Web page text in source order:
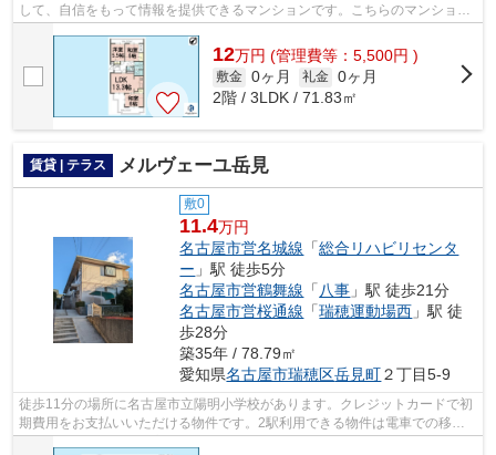
して、自信をもって情報を提供できるマンションです。こちらのマンション
では初期費用をカードでお支払いいた...
12万円 (管理費等：5,500円 )
敷金 0ヶ月 礼金 0ヶ月
2階 / 3LDK / 71.83㎡
賃貸 | テラス メルヴェーユ岳見
敷0
11.4万円
名古屋市営名城線 「総合リハビリセンタ
ー 」駅 徒歩5分
名古屋市営鶴舞線 「 八事 」駅 徒歩21分
名古屋市営桜通線 「瑞穂運動場西 」駅 徒
歩28分
築35年 / 78.79㎡
愛知県名古屋市瑞穂区岳見町２丁目5-9
徒歩11分の場所に名古屋市立陽明小学校があります。クレジットカードで初
期費用をお支払いいただける物件です。2駅利用できる物件は電車での移動
が便利です。ニーズの高まっているテラ...